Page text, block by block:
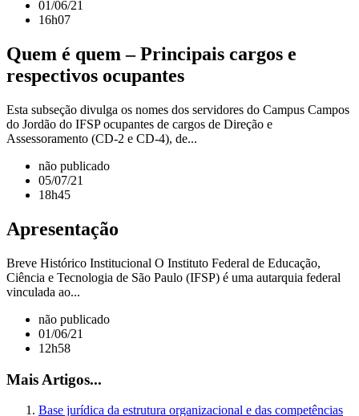
01/06/21
16h07
Quem é quem – Principais cargos e
respectivos ocupantes
Esta subseção divulga os nomes dos servidores do Campus Campos
do Jordão do IFSP ocupantes de cargos de Direção e
Assessoramento (CD-2 e CD-4), de...
não publicado
05/07/21
18h45
Apresentação
Breve Histórico Institucional O Instituto Federal de Educação,
Ciência e Tecnologia de São Paulo (IFSP) é uma autarquia federal
vinculada ao...
não publicado
01/06/21
12h58
Mais Artigos...
Base jurídica da estrutura organizacional e das competências